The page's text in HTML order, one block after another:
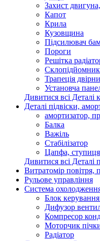
Захист
Капот
Крила
Кузовщина
Підсилювач
Пороги
Решітка
Трапеція
Установча
Дивитися всі Деталі
Деталі підвіски,
амортизатор,
Балка
Важіль
Стабілізатор
Цапфа, ступиця
Дивитися всі Деталі
Витратомір повітря,
Рульове управління
Система
Блок
Дифузор
Компресор
Моторчик
Радіатор